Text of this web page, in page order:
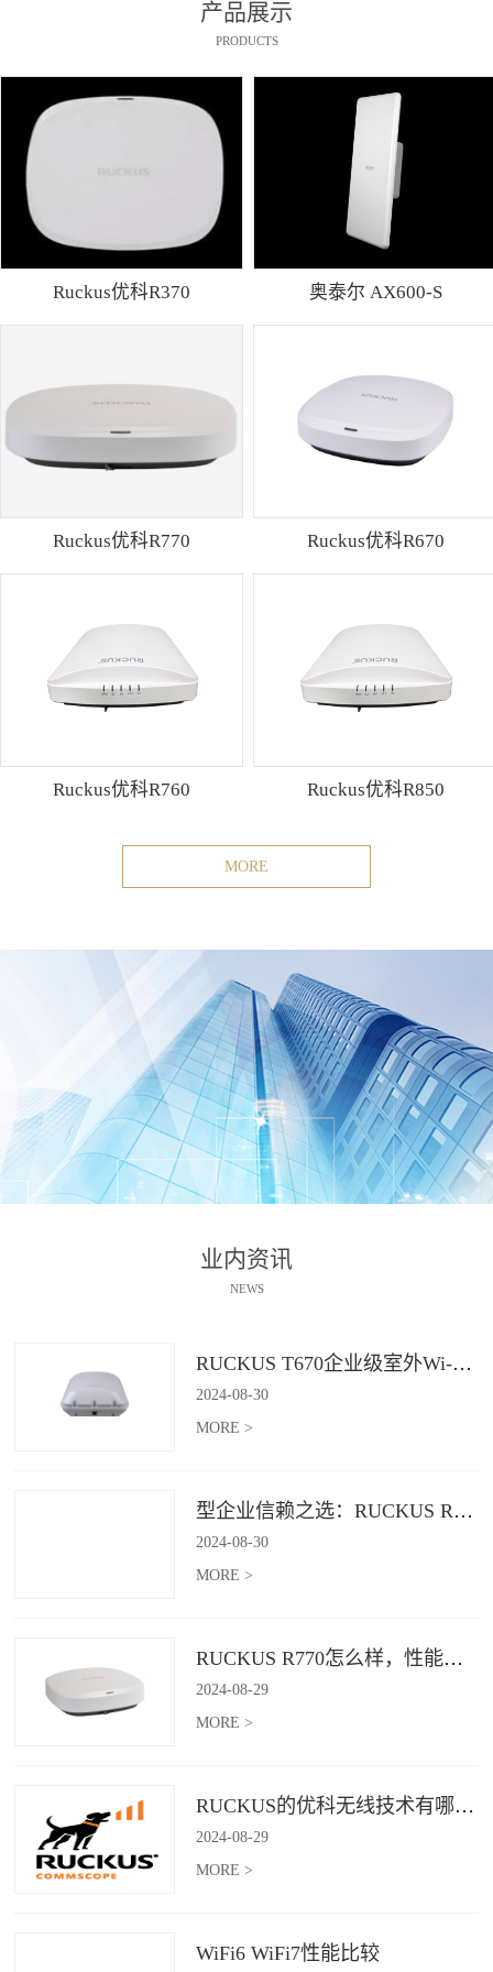
产品展示
PRODUCTS
Ruckus优科R370 奥泰尔 AX600-S
Ruckus优科R770 Ruckus优科R670
Ruckus优科R760 Ruckus优科R850
MORE
业内资讯
NEWS
RUCKUS T670企业级室外Wi-Fi 7解决方案：挑战室外环境，畅享高性能连接
2024-08-30
MORE >
型企业信赖之选：RUCKUS R760，安全稳定的Wi-Fi解决方案
2024-08-30
MORE >
RUCKUS R770怎么样，性能怎么样，好用吗？
2024-08-29
MORE >
RUCKUS的优科无线技术有哪些优缺点？
2024-08-29
MORE >
WiFi6 WiFi7性能比较